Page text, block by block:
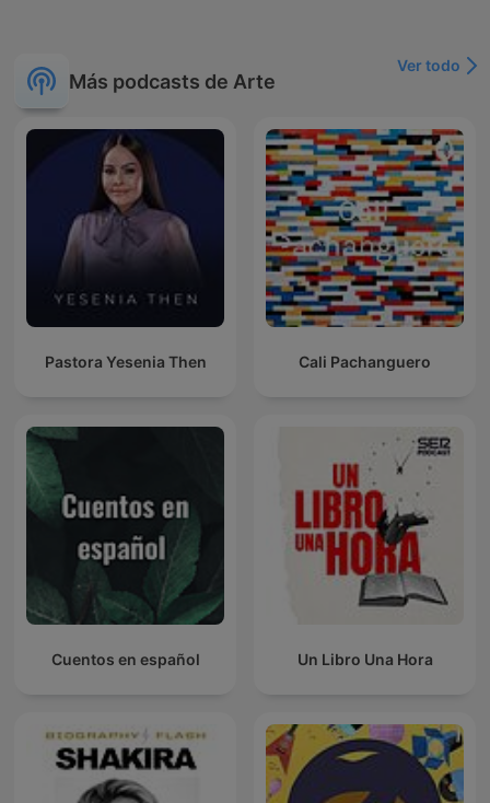
Más podcasts de Arte
Ver todo
Pastora Yesenia Then Cali Pachanguero
Cuentos en español Un Libro Una Hora